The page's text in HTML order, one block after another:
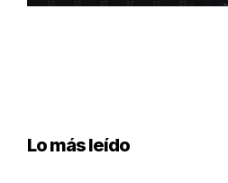
Lo más leído